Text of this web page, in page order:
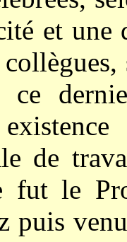
et
ce
de
fut le
puis